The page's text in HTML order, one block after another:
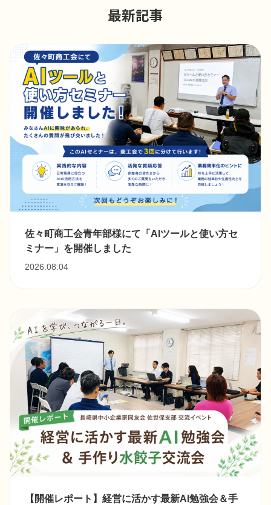
最新記事
佐々町商工会青年部様にて「AIツールと使い方セ
ミナー」を開催しました
2026.08.04
【開催レポート】経営に活かす最新AI勉強会＆手